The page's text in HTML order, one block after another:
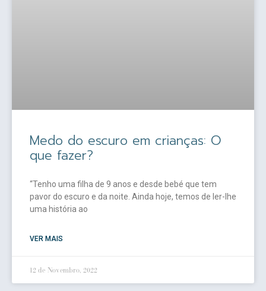
Medo do escuro em crianças: O
que fazer?
“Tenho uma filha de 9 anos e desde bebé que tem
pavor do escuro e da noite. Ainda hoje, temos de ler-lhe
uma história ao
VER MAIS
12 de Novembro, 2022